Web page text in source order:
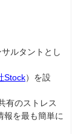
サルタントとし
Stock）を設
有のストレス
報を最も簡単に